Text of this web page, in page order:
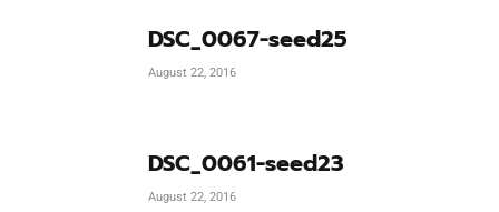
DSC_0067-seed25
August 22, 2016
DSC_0061-seed23
August 22, 2016